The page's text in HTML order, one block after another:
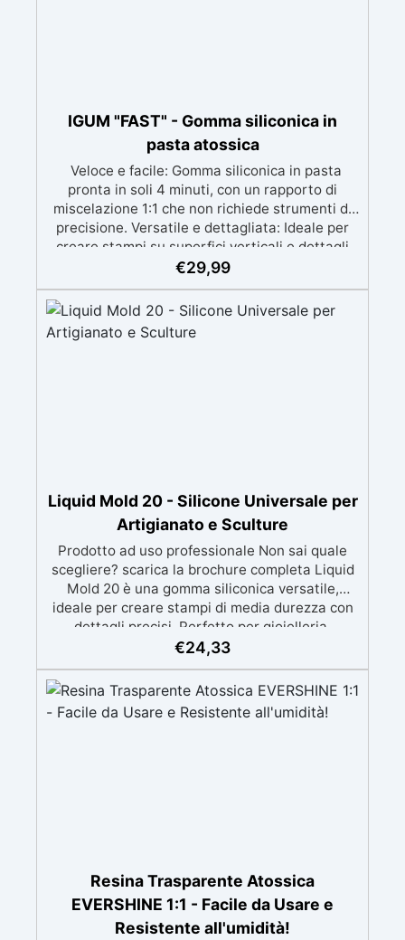
IGUM "FAST" - Gomma siliconica in
pasta atossica
Veloce e facile: Gomma siliconica in pasta
pronta in soli 4 minuti, con un rapporto di
miscelazione 1:1 che non richiede strumenti di
precisione. Versatile e dettagliata: Ideale per
creare stampi su superfici verticali e dettagli
intricati, compatibile con resine, gesso, cera,
Atossica e sicura: Formulazione inodore,
atossica e facile da maneggiare senza guanti o
mascherina. Alta resistenza e durabilità:
€29,99
Liquid Mold 20 - Silicone Universale per
Artigianato e Sculture
Prodotto ad uso professionale Non sai quale
scegliere? scarica la brochure completa Liquid
Mold 20 è una gomma siliconica versatile,
ideale per creare stampi di media durezza con
dettagli precisi. Perfetto per gioielleria,
sculture, oggetti artistici, prototipi, saponi,
artigianali con dettagli complessi. Compatibile
con: resina epossidica, gesso, cera, poliuretano,
cemento e materiali compositi. ✔️ EQUILIBRIO
sculture, oggetti artistici e prototipazione. ✔️
TEMPI TECNICI Tempo di lavoro (WT): 60-80
minuti. Tempo di indurimento: 24 ore. Modalità
d’uso per tutta la linea Liquid Mold
€24,33
Resina Trasparente Atossica
EVERSHINE 1:1 - Facile da Usare e
Resistente all'umidità!